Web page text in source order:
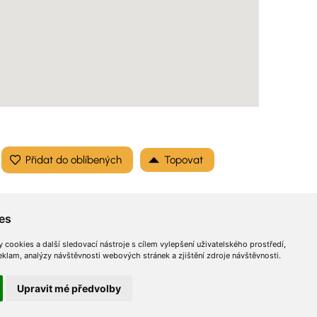
cookies a další sledovací nástroje s cílem vylepšení uživatelského prostředí,
analýzy návštěvnosti webových stránek a zjištění zdroje návštěvnosti.
Upravit mé předvolby
Topovat
Optimalizace
2026 InzertníStránky.cz všechna práva vyhrazena